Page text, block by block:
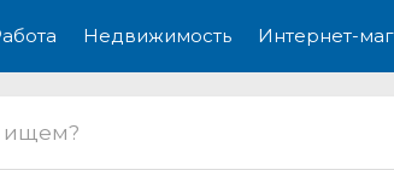
Недвижимость Интернет-